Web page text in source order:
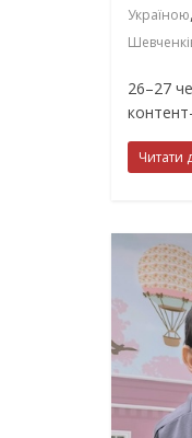
Україною,
26–27
Читати